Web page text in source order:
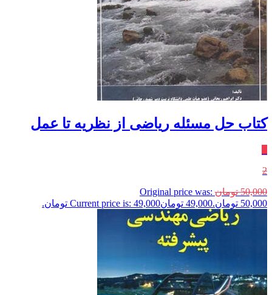
کتاب حل مسئله ریاضی از نظریه تا عمل
2
50,000 تومان Original price was:
50,000 تومان.
49,000 تومانCurrent price is: 49,000 تومان.